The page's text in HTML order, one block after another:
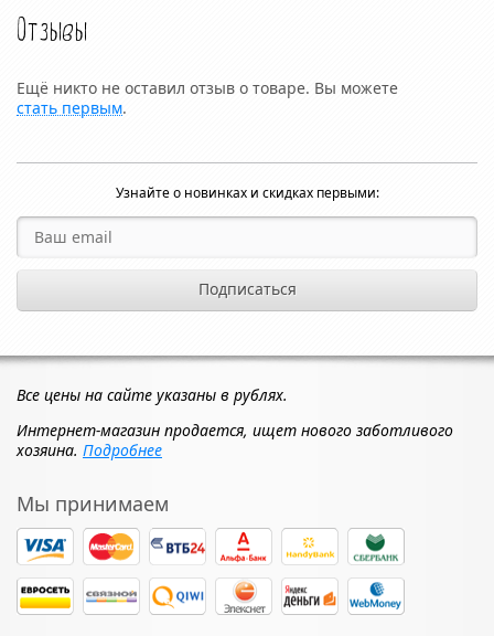
Отзывы
Ещё никто не оставил отзыв о товаре. Вы можете
стать первым.
Узнайте о новинках и скидках первыми:
Все цены на сайте указаны в рублях.
Интернет-магазин продается, ищет нового заботливого
хозяина. Подробнее
Мы принимаем